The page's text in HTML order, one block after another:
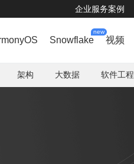
企业服务案例
Snowflake
new
视频
架构 大数据 软件工程